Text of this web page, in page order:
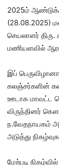
2025ம்
(28.08.2025)
செயலாளர்
மணியளவில்
இப்
கலஞ்சர்களின்
ஊடாக மாவட்ட
விருந்தினர்
ந.வேதநாயகம்
அடுத்து
மேற்படி